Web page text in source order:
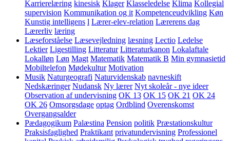
Karrierelæring kinesisk Klager Klasseledelse Klima Kollegial
supervision Kommunikation og it Kompetenceudvikling Køn
Kunstig intelligens l Lærer-elev-relation Lærerens dag
Lærerliv læring
Læseforståelse Læsevejledning læsning Lectio Ledelse
Lektier Ligestilling Litteratur Litteraturkanon Lokalaftale
Lokalløn Løn Magt Matematik Matematik B Min gymnasietid
Mobiltelefon Mødekultur Motivation
Musik Naturgeografi Naturvidenskab navneskift
Nedskæringer Nudansk Ny lærer Nyt skoleår - nye ideer
Observation af undervisning OK 13 OK 15 OK 21 OK 24
OK 26 Omsorgsdage optag Ordblind Overenskomst
Overgangsalder
Pædagogikum Palæstina Pension politik Præstationskultur
Praksisfaglighed Praktikant privatundervisning Professionel